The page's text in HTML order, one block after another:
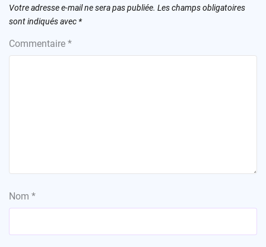
Votre adresse e-mail ne sera pas publiée. Les champs obligatoires
sont indiqués avec *
Commentaire *
Nom *